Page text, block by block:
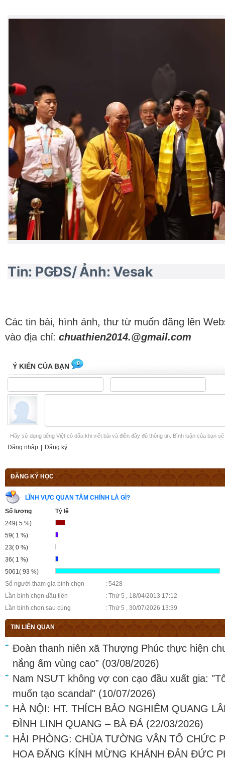
Tin: PGĐS/ Ảnh: Vesak
Các tin bài, hình ảnh, thư từ muốn đăng lên
vào địa chỉ: chuathien2014.@gmail.com
Ý KIẾN CỦA BẠN 0
Hãy sử dụng tiếng Việt có dấu khi viết bài và điền đầy đủ thông tin. Bình luận của bạn
Đăng nhập Đăng ký
ĐĂNG KÝ HỌC
LĨNH VỰC QUAN TÂM CHÍNH LÀ GÌ?
Số lượng
Tỷ lệ
249( 5 %)
59( 1 %)
23( 0 %)
36( 1 %)
5061( 93 %)
Số người tham gia bình chọn
: 5428
Lần bình chọn đầu tiên
: Thứ 5 , 18/04/2013 17:12
Lần bình chọn sau cùng
: Thứ 5 , 30/07/2026 13:39
TIN LIÊN QUAN
Đoàn thanh niên xã Thượng Phúc thực hiện
nắng ấm vùng cao” (03/08/2026)
Nam NSƯT không vợ con cạo đầu xuất gia:
muốn tạo scandal" (10/07/2026)
HÀ NỘI: HT. THÍCH BẢO NGHIÊM QUANG
ĐÌNH LINH QUANG – BÀ ĐÁ (22/03/2026)
HẢI PHÒNG: CHÙA TƯỜNG VÂN TỔ CHỨC
HOA ĐĂNG KÍNH MỪNG KHÁNH ĐẢN ĐỨC